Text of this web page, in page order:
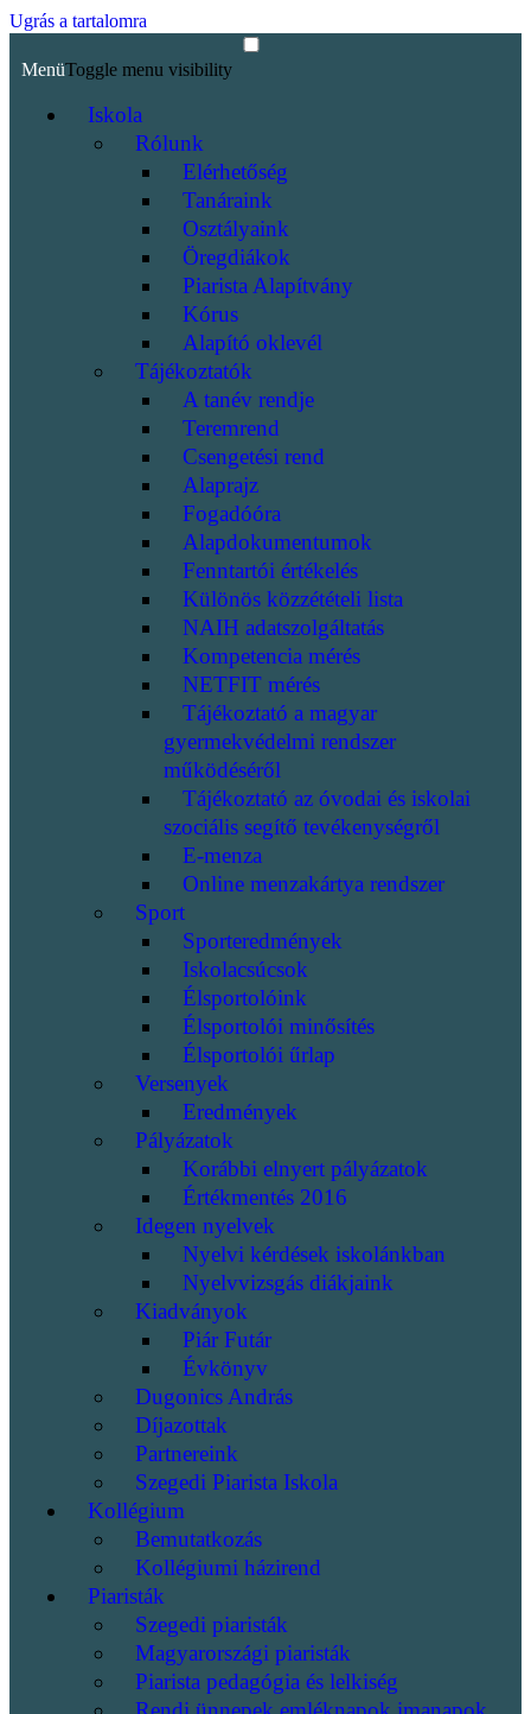
Ugrás a tartalomra
MenüToggle menu visibility
Iskola
Rólunk
Elérhetőség
Tanáraink
Osztályaink
Öregdiákok
Piarista Alapítvány
Kórus
Alapító oklevél
Tájékoztatók
A tanév rendje
Teremrend
Csengetési rend
Alaprajz
Fogadóóra
Alapdokumentumok
Fenntartói értékelés
Különös közzétételi lista
NAIH adatszolgáltatás
Kompetencia mérés
NETFIT mérés
Tájékoztató a magyar
gyermekvédelmi rendszer
működéséről
Tájékoztató az óvodai és iskolai
szociális segítő tevékenységről
E-menza
Online menzakártya rendszer
Sport
Sporteredmények
Iskolacsúcsok
Élsportolóink
Élsportolói minősítés
Élsportolói űrlap
Versenyek
Eredmények
Pályázatok
Korábbi elnyert pályázatok
Értékmentés 2016
Idegen nyelvek
Nyelvi kérdések iskolánkban
Nyelvvizsgás diákjaink
Kiadványok
Piár Futár
Évkönyv
Dugonics András
Díjazottak
Partnereink
Szegedi Piarista Iskola
Kollégium
Bemutatkozás
Kollégiumi házirend
Piaristák
Szegedi piaristák
Magyarországi piaristák
Piarista pedagógia és lelkiség